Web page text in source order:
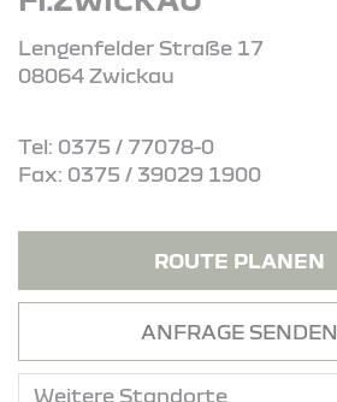
Lengenfelder Straße 17
08064 Zwickau
Tel: 0375 / 77078-0
Fax: 0375 / 39029 1900
ROUTE PLANEN
ANFRAGE SENDEN